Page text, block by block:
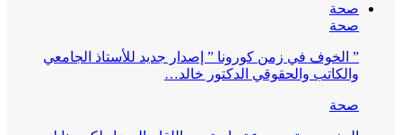
صحة
صحة
” الخوف في زمن كورونا ” إصدار جديد للأستاذ الجامعي
والكاتب والحقوقي الدكتور خالد…
صحة